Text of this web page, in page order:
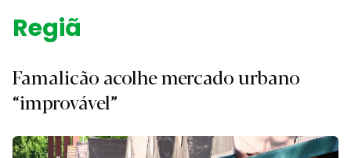
Região.
Famalicão acolhe mercado urbano
“improvável”